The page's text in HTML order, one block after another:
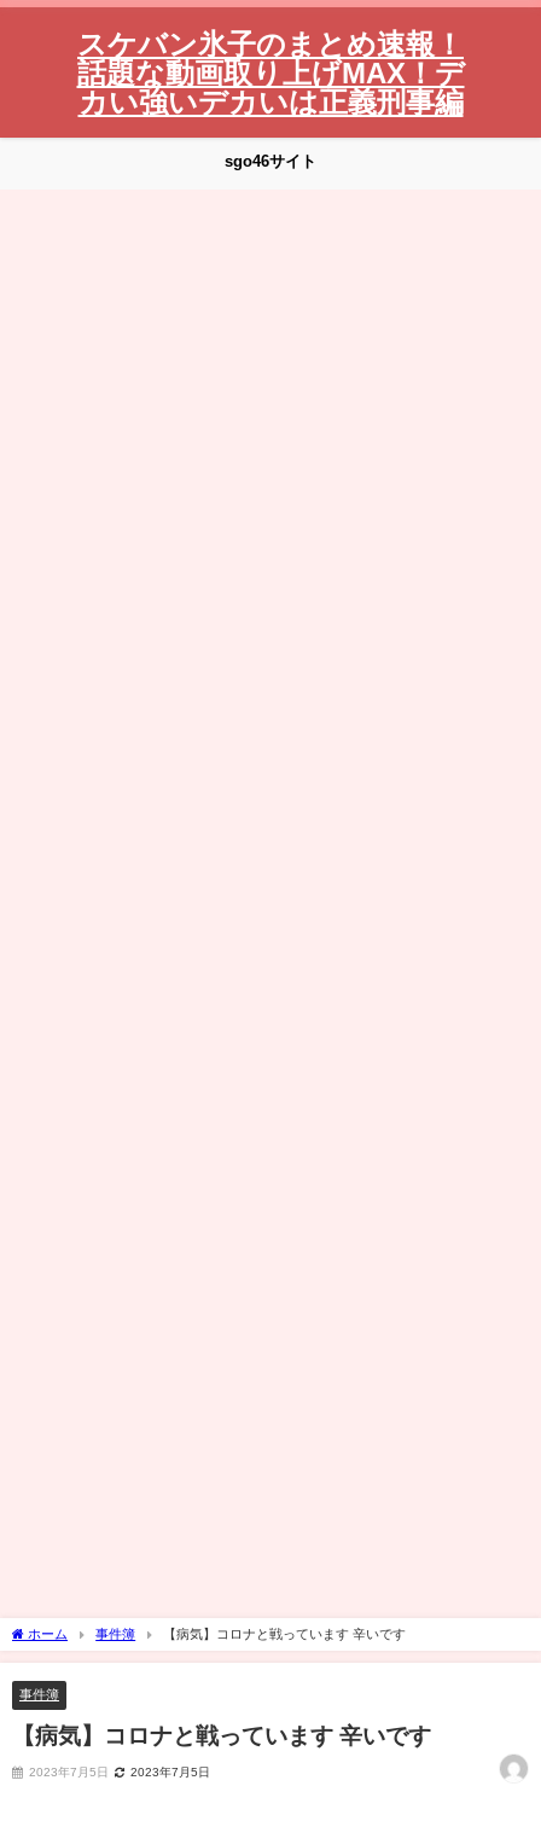
スケバン氷子のまとめ速報！
話題な動画取り上げMAX！デ
カい強いデカいは正義刑事編
sgo46サイト
ホーム 事件簿 【病気】コロナと戦っています 辛いです
事件簿
【病気】コロナと戦っています 辛いです
2023年7月5日 2023年7月5日